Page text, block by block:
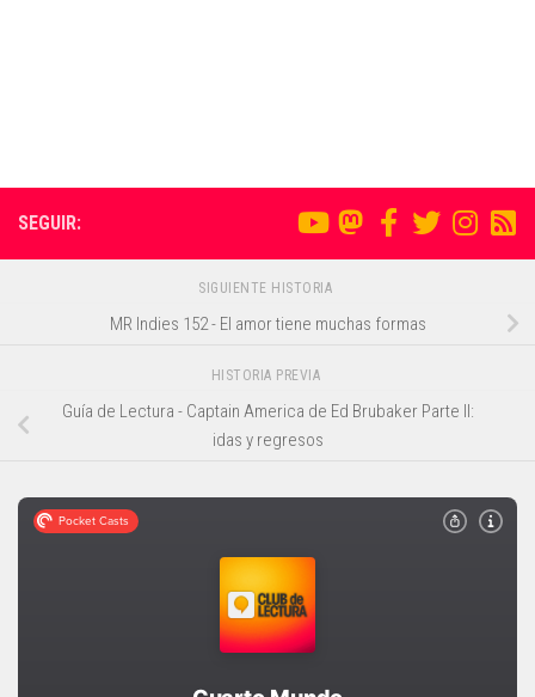
SEGUIR:
SIGUIENTE HISTORIA
MR Indies 152 - El amor tiene muchas formas
HISTORIA PREVIA
Guía de Lectura - Captain America de Ed Brubaker Parte II:
idas y regresos